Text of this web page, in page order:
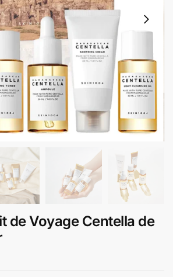
de Voyage Centella de